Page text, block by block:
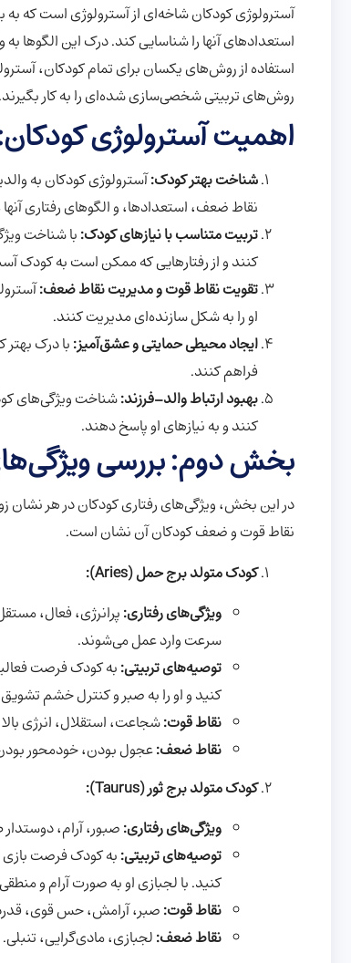
آسترولوژی کودکان شاخه‌ای از آسترولوژی است که
استعدادهای آنها را شناسایی کند. درک این الگوها
استفاده از روش‌های یکسان برای تمام کودکان،
روش‌های تربیتی شخصی‌سازی شده‌ای را به کار بگیرند.
اهمیت آسترولوژی
شناخت بهتر کودک:آسترولوژی کودکان به
نقاط ضعف، استعدادها، و الگوهای رفتاری
تربیت متناسب با نیازهای کودک:با شناخت
کنند و از رفتارهایی که ممکن است به کودک
تقویت نقاط قوت و مدیریت نقاط ضعف:
او را به شکل سازنده‌ای مدیریت کنند.
ایجاد محیطی حمایتی و عشق‌آمیز:با درک
فراهم کنند.
بهبود ارتباط والد-فرزند:شناخت ویژگی‌های
کنند و به نیازهای او پاسخ دهند.
بخش دوم: بررسی
در این بخش، ویژگی‌های رفتاری کودکان در هر
نقاط قوت و ضعف کودکان آن نشان است.
کودک متولد برج حمل (Aries):
ویژگی‌های رفتاری:پرانرژی، فعال،
سرعت وارد عمل می‌شوند.
توصیه‌های تربیتی:به کودک فرصت
کنید و او را به صبر و کنترل خشم
نقاط قوت:شجاعت، استقلال، انرژی
نقاط ضعف:عجول بودن، خودمحور
کودک متولد برج ثور (Taurus):
ویژگی‌های رفتاری:صبور، آرام،
توصیه‌های تربیتی:به کودک فرصت بازی
کنید. با لجبازی او به صورت آرام و
نقاط قوت:صبر، آرامش، حس قوی،
نقاط ضعف:لجبازی، مادی‌گرایی، تنبلی.